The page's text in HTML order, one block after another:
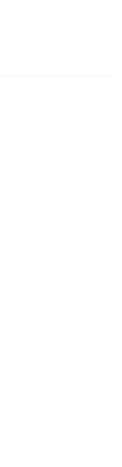
news
у Viber
у LinkedIn